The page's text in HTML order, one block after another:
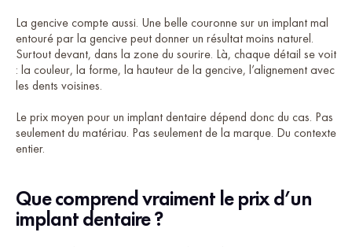
La gencive compte aussi. Une belle couronne sur un implant mal
entouré par la gencive peut donner un résultat moins naturel.
Surtout devant, dans la zone du sourire. Là, chaque détail se voit
: la couleur, la forme, la hauteur de la gencive, l’alignement avec
les dents voisines.
Le prix moyen pour un implant dentaire dépend donc du cas. Pas
seulement du matériau. Pas seulement de la marque. Du contexte
entier.
Que comprend vraiment le prix d’un
implant dentaire ?